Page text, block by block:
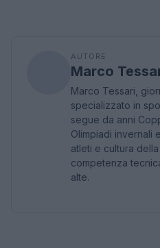
AUTORE
Marco
Marco Tessari,
specializzato in
segue da anni
Olimpiadi invernali
atleti e cultura
competenza
alte.